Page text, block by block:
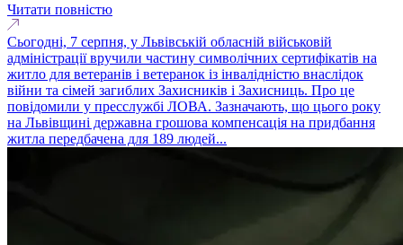
Читати повністю
Сьогодні, 7 серпня, у Львівській обласній військовій
адміністрації вручили частину символічних сертифікатів на
житло для ветеранів і ветеранок із інвалідністю внаслідок
війни та сімей загиблих Захисників і Захисниць. Про це
повідомили у пресслужбі ЛОВА. Зазначають, що цього року
на Львівщині державна грошова компенсація на придбання
житла передбачена для 189 людей...